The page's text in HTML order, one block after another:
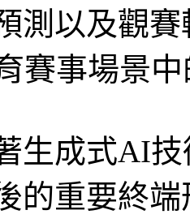
測以及觀
賽事場景
生成式AI
的重要終